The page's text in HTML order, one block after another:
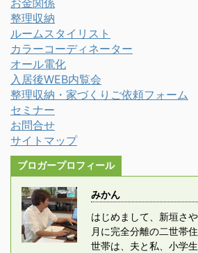
お金関係
整理収納
ルームスタイリスト
カラーコーディネーター
オール電化
入居後WEB内覧会
整理収納・家づくりご依頼フォーム
セミナー
お問合せ
サイトマップ
ブロガープロフィール
みかん
はじめまして、新垣さ
月に完全分離の二世帯
世帯は、夫と私、小学